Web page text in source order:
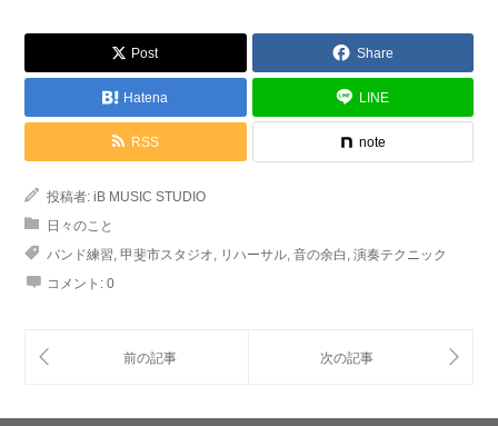
Post Share
Hatena LINE
RSS note
投稿者: iB MUSIC STUDIO
日々のこと
バンド練習 甲斐市スタジオ リハーサル 音の余白 演奏テクニック
コメント: 0